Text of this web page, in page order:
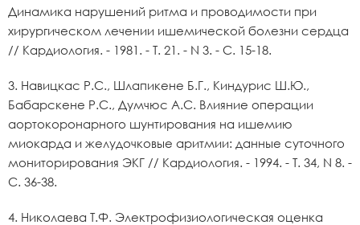
Динамика нарушений ритма и проводимости при
хирургическом лечении ишемической болезни сердца
// Кардиология. - 1981. - Т. 21. - N 3. - С. 15-18.
3. Навицкас Р.С., Шлапикене Б.Г., Киндурис Ш.Ю.,
Бабарскене Р.С., Думчюс А.С. Влияние операции
аортокоронарного шунтирования на ишемию
миокарда и желудочковые аритмии: данные суточного
мониторирования ЭКГ // Кардиология. - 1994. - Т. 34, N 8. -
С. 36-38.
4. Николаева Т.Ф. Электрофизиологическая оценка